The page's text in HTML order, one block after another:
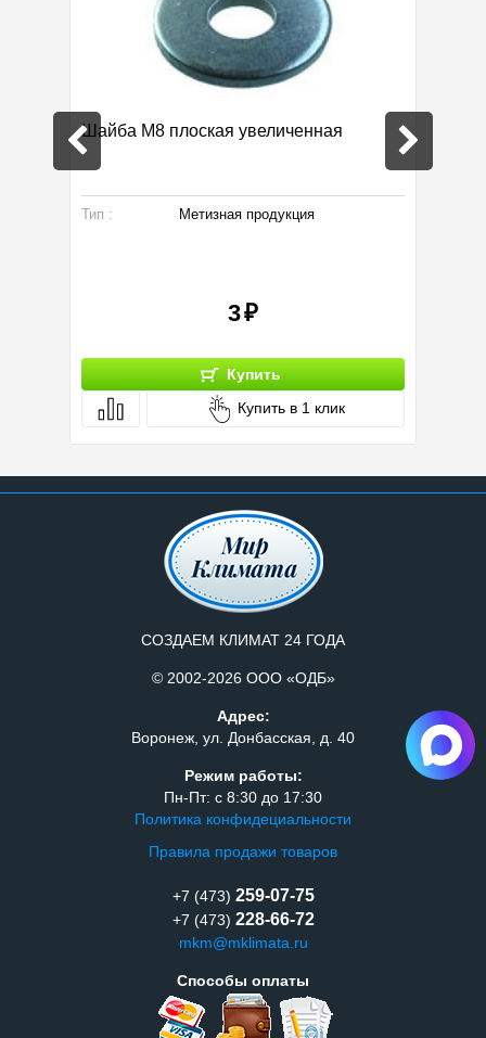
Шайба М8 плоская увеличенная
Тип : Метизная продукция
3
Купить
Купить в 1 клик
СОЗДАЕМ КЛИМАТ 24 ГОДА
© 2002-2026 ООО «ОДБ»
Адрес:
Воронеж, ул. Донбасская, д. 40
Режим работы:
Пн-Пт: с 8:30 до 17:30
Политика конфидециальности
Правила продажи товаров
+7 (473) 259-07-75
+7 (473) 228-66-72
mkm@mklimata.ru
Способы оплаты